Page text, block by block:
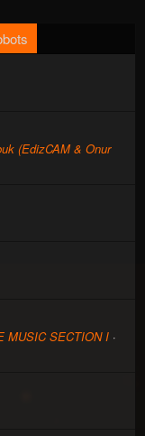
(EdizCAM & Onur
MUSIC SECTION I